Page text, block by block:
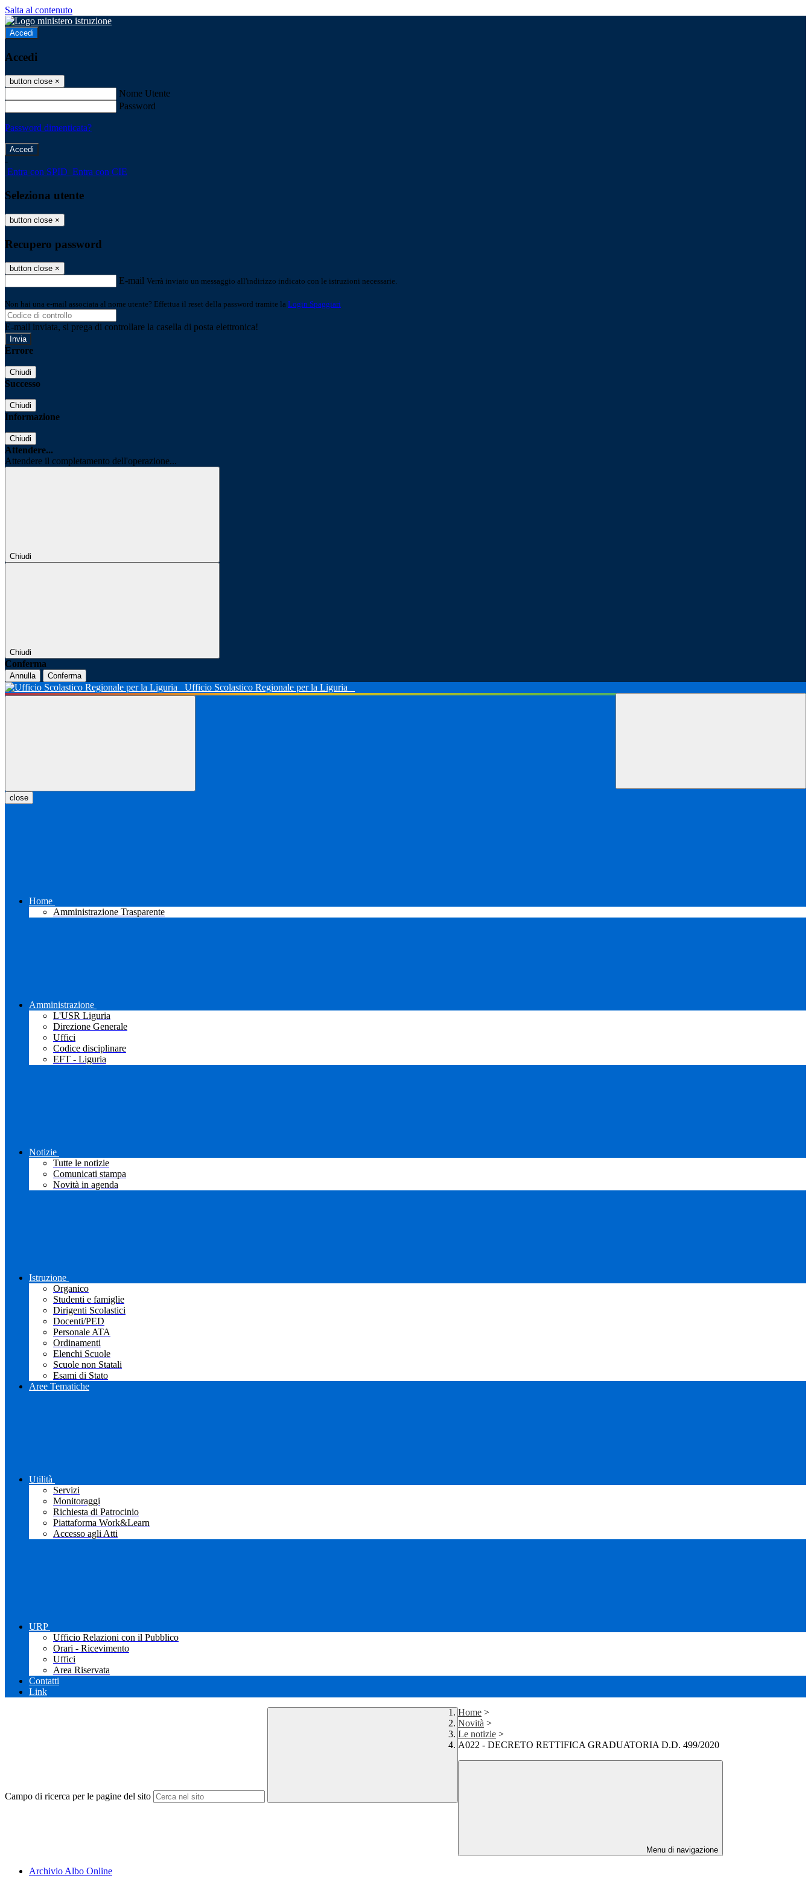
Salta al contenuto
Accedi
Accedi
button close ×
Nome Utente
Password
Password dimenticata?
-
Entra con SPID Entra con CIE
Seleziona utente
button close ×
Recupero password
button close ×
E-mail Verrà inviato un messaggio all'indirizzo indicato con le istruzioni necessarie.
Non hai una e-mail associata al nome utente? Effettua il reset della password tramite la Login Spaggiari
E-mail inviata, si prega di controllare la casella di posta elettronica!
Errore
Chiudi
Successo
Chiudi
Informazione
Chiudi
Attendere...
Attendere il completamento dell'operazione...
Chiudi
Chiudi
Conferma
Annulla Conferma
Ufficio Scolastico Regionale per la Liguria
close
Home
Amministrazione Trasparente
Amministrazione
L'USR Liguria
Direzione Generale
Uffici
Codice disciplinare
EFT - Liguria
Notizie
Tutte le notizie
Comunicati stampa
Novità in agenda
Istruzione
Organico
Studenti e famiglie
Dirigenti Scolastici
Docenti/PED
Personale ATA
Ordinamenti
Elenchi Scuole
Scuole non Statali
Esami di Stato
Aree Tematiche
Utilità
Servizi
Monitoraggi
Richiesta di Patrocinio
Piattaforma Work&Learn
Accesso agli Atti
URP
Ufficio Relazioni con il Pubblico
Orari - Ricevimento
Uffici
Area Riservata
Contatti
Link
Campo di ricerca per le pagine del sito
Home >
Novità >
Le notizie >
A022 - DECRETO RETTIFICA GRADUATORIA D.D. 499/2020
Menu di navigazione
Archivio Albo Online